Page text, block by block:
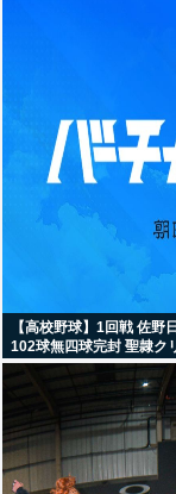
【高校野球】1回戦 佐
102球無四球完封 聖隷ク